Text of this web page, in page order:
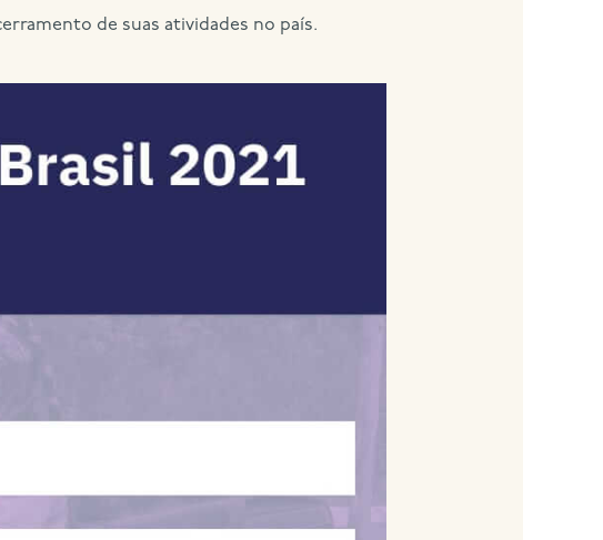
de suas atividades no país.